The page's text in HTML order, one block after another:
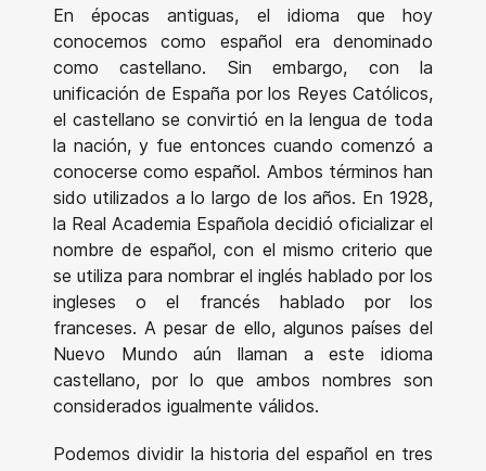
En épocas antiguas, el idioma que hoy
conocemos como español era denominado
como castellano. Sin embargo, con la
unificación de España por los Reyes Católicos,
el castellano se convirtió en la lengua de toda
la nación, y fue entonces cuando comenzó a
conocerse como español. Ambos términos han
sido utilizados a lo largo de los años. En 1928,
la Real Academia Española decidió oficializar el
nombre de español, con el mismo criterio que
se utiliza para nombrar el inglés hablado por los
ingleses o el francés hablado por los
franceses. A pesar de ello, algunos países del
Nuevo Mundo aún llaman a este idioma
castellano, por lo que ambos nombres son
considerados igualmente válidos.
Podemos dividir la historia del español en tres